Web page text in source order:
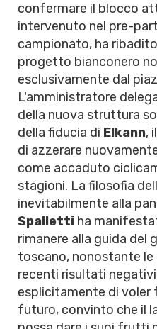
confermare il blocco
intervenuto nel pre-
campionato, ha
progetto bianconero
esclusivamente dal
L'amministratore
della nuova struttura
della fiducia di Elkann,
di azzerare
come accaduto
stagioni. La filosofia
inevitabilmente alla
Spalletti ha
rimanere alla guida del
toscano, nonostante
recenti risultati
esplicitamente di voler
futuro, convinto che il